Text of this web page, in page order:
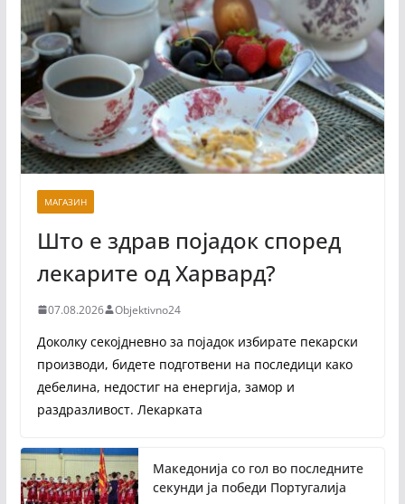
МАГАЗИН
Што е здрав појадок според
лекарите од Харвард?
07.08.2026 Objektivno24
Доколку секојдневно за појадок избирате пекарски
производи, бидете подготвени на последици како
дебелина, недостиг на енергија, замор и
раздразливост. Лекарката
Македонија со гол во последните
секунди ја победи Португалија